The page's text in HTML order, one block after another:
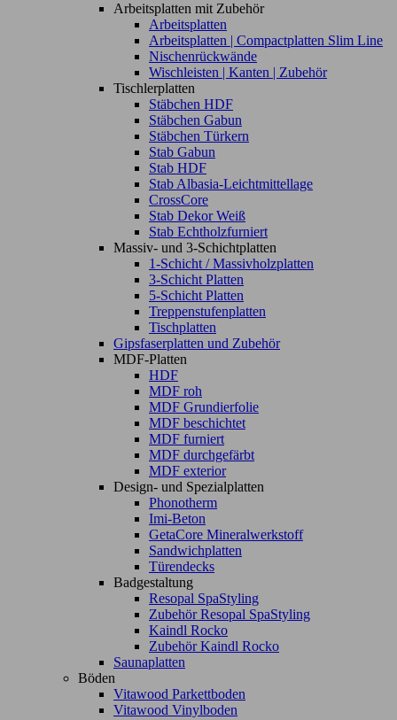
Arbeitsplatten mit Zubehör
Arbeitsplatten
Arbeitsplatten | Compactplatten Slim Line
Nischenrückwände
Wischleisten | Kanten | Zubehör
Tischlerplatten
Stäbchen HDF
Stäbchen Gabun
Stäbchen Türkern
Stab Gabun
Stab HDF
Stab Albasia-Leichtmittellage
CrossCore
Stab Dekor Weiß
Stab Echtholzfurniert
Massiv- und 3-Schichtplatten
1-Schicht / Massivholzplatten
3-Schicht Platten
5-Schicht Platten
Treppenstufenplatten
Tischplatten
Gipsfaserplatten und Zubehör
MDF-Platten
HDF
MDF roh
MDF Grundierfolie
MDF beschichtet
MDF furniert
MDF durchgefärbt
MDF exterior
Design- und Spezialplatten
Phonotherm
Imi-Beton
GetaCore Mineralwerkstoff
Sandwichplatten
Türendecks
Badgestaltung
Resopal SpaStyling
Zubehör Resopal SpaStyling
Kaindl Rocko
Zubehör Kaindl Rocko
Saunaplatten
Böden
Vitawood Parkettboden
Vitawood Vinylboden